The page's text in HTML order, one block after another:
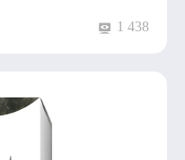
1 438